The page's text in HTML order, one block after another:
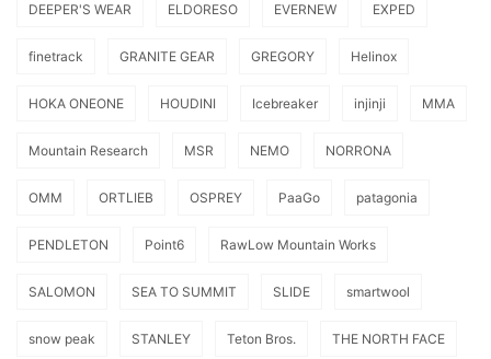
DEEPER'S WEAR ELDORESO EVERNEW EXPED
finetrack GRANITE GEAR GREGORY Helinox
HOKA ONEONE HOUDINI Icebreaker injinji MMA
Mountain Research MSR NEMO NORRONA
OMM ORTLIEB OSPREY PaaGo patagonia
PENDLETON Point6 RawLow Mountain Works
SALOMON SEA TO SUMMIT SLIDE smartwool
snow peak STANLEY Teton Bros. THE NORTH FACE